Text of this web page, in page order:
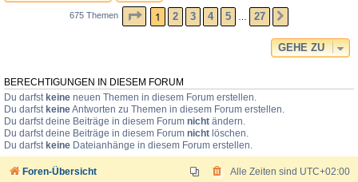
675 Themen SEITE1 VON27
1 2 3 4 5 27
GEHE ZU
BERECHTIGUNGEN IN DIESEM FORUM
Du darfst keine neuen Themen in diesem Forum erstellen.
Du darfst keineAntworten zu Themen in diesem Forum erstellen.
Du darfst deine Beiträge in diesem Forum nicht ändern.
Du darfst deine Beiträge in diesem Forum nicht löschen.
Du darfst keine Dateianhänge in diesem Forum erstellen.
Foren-Übersicht Alle Zeiten sind UTC+02:00